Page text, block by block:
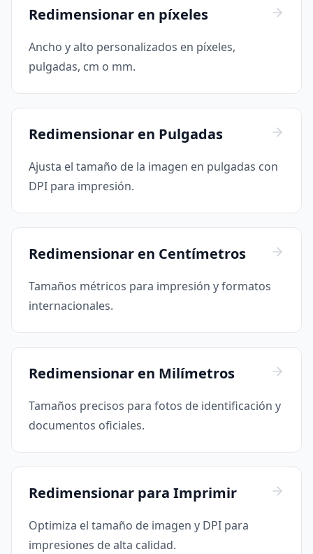
Redimensionar en píxeles
Ancho y alto personalizados en píxeles,
pulgadas, cm o mm.
Redimensionar en Pulgadas
Ajusta el tamaño de la imagen en pulgadas con
DPI para impresión.
Redimensionar en Centímetros
Tamaños métricos para impresión y formatos
internacionales.
Redimensionar en Milímetros
Tamaños precisos para fotos de identificación y
documentos oficiales.
Redimensionar para Imprimir
Optimiza el tamaño de imagen y DPI para
impresiones de alta calidad.